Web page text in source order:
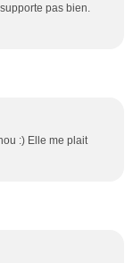
pas bien.
:) Elle me plait